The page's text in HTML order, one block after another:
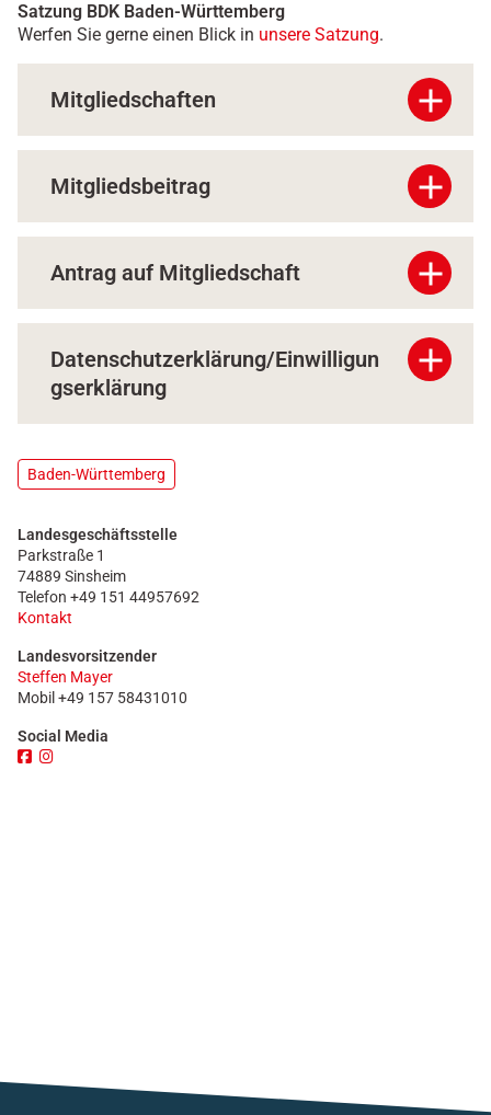
Satzung BDK Baden-Württemberg
Werfen Sie gerne einen Blick in unsere Satzung.
Mitgliedschaften add
Mitgliedsbeitrag add
Antrag auf Mitgliedschaft add
Datenschutzerklärung/Einwilligun
gserklärung
add
Baden-Württemberg
Landesgeschäftsstelle
Parkstraße 1
74889 Sinsheim
Telefon +49 151 44957692
Kontakt
Landesvorsitzender
Steffen Mayer
Mobil +49 157 58431010
Social Media